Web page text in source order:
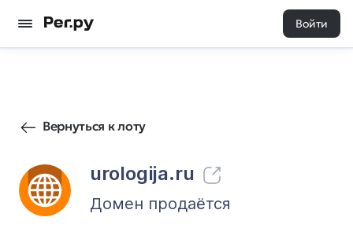
Войти
Вернуться к лоту
urologija.ru
289 0
Домен продаётся